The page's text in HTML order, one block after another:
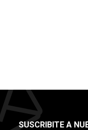
SUSCRIBITE A